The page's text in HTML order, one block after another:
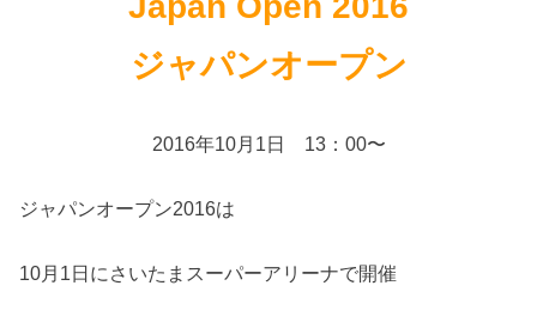
ジャパンオープン
2016年10月1日 13：00〜
ジャパンオープン2016は
10月1日にさいたまスーパーアリーナで開催